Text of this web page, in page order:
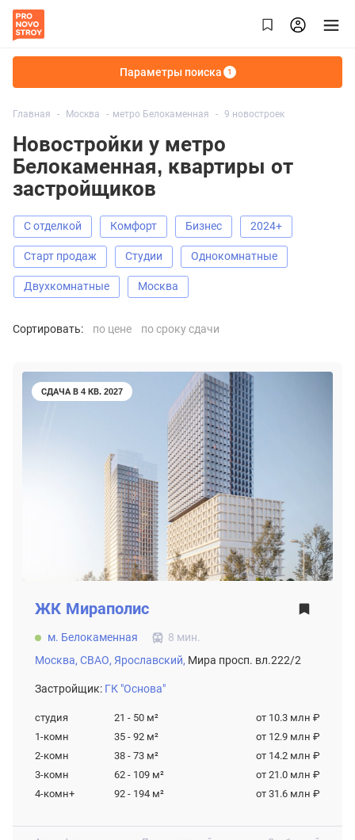
Параметры поиска 1
Главная Москва метро Белокаменная 9 новостроек
Новостройки у метро
Белокаменная, квартиры от
застройщиков
С отделкой Комфорт Бизнес 2024+
старт продаж Студии Однокомнатные
Двухкомнатные Москва
Сортировать: по цене по сроку сдачи
СДАЧА В 4 КВ. 2027
ЖК Мираполис
м. Белокаменная
8 мин.
Москва, СВАО, Ярославский, Мира просп. вл.222/2
Застройщик: ГК "Основа"
студия 21 - 50 м²
от 10.3 млн ₽
1-комн
35 - 92 м²
от 12.9 млн ₽
2-комн
38 - 73 м²
от 14.2 млн ₽
3-комн
62 - 109 м²
от 21.0 млн ₽
4-комн+
92 - 194 м² от 31.6 млн ₽